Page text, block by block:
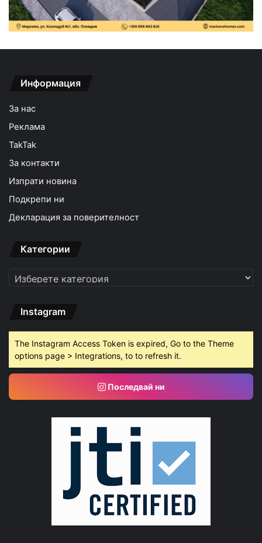
Информация
За нас
Реклама
TakTak
За контакти
Изпрати новина
Подкрепи ни
Декларация за поверителност
Категории
Категории
Instagram
The Instagram Access Token is expired, Go to the Theme
options page > Integrations, to to refresh it.
Последвай ни